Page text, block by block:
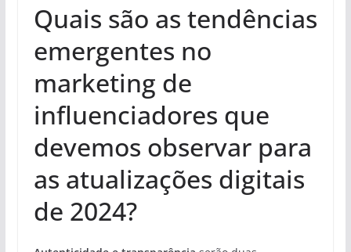
Quais são as tendências
emergentes no
marketing de
influenciadores que
devemos observar para
as atualizações digitais
de 2024?